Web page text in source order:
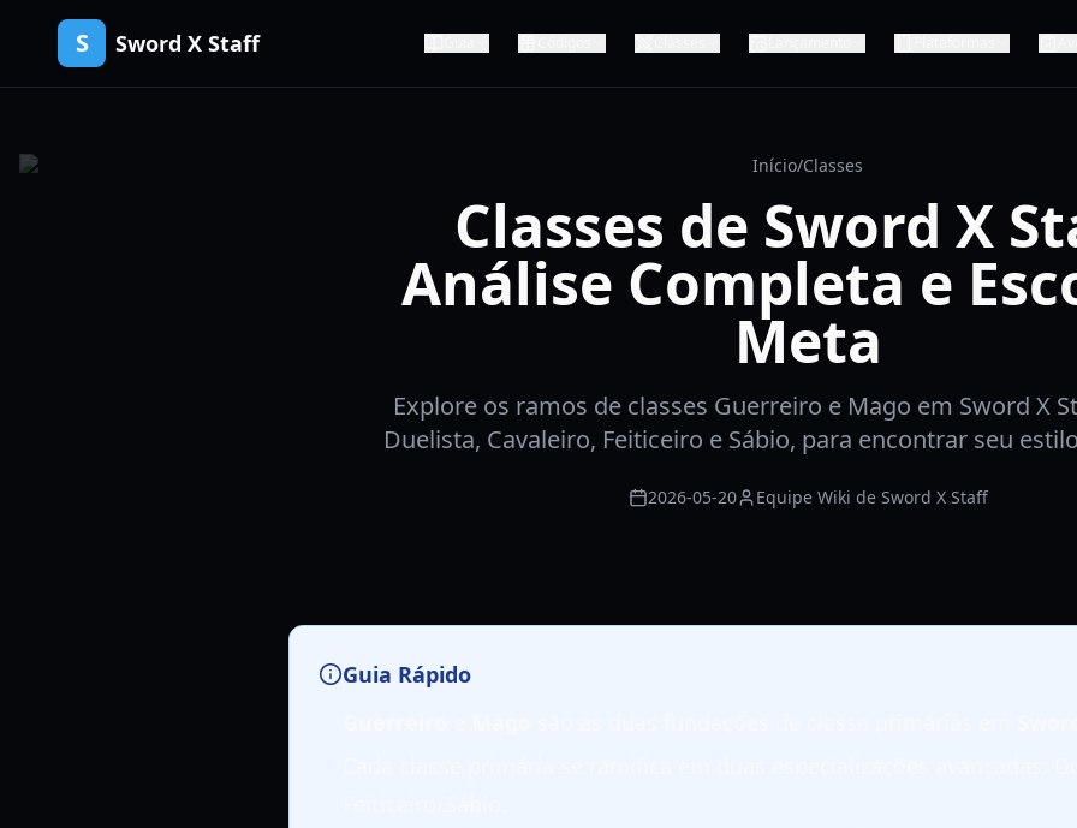
S Sword X Staff
Início/Classes
Classes de Sword X
Análise Completa e
Meta
Explore os ramos de classes Guerreiro e Mago em Sword X
Duelista, Cavaleiro, Feiticeiro e Sábio, para encontrar seu
2026-05-20 Equipe Wiki de Sword X Staff
Guia Rápido